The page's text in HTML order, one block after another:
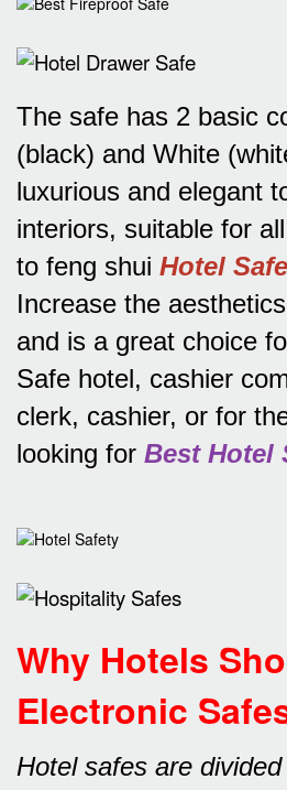
The safe has 2 basic
(black) and White
luxurious and elegant
interiors, suitable for
to feng shui Hotel
Increase the
and is a great choice
Safe hotel, cashier
clerk, cashier, or for
looking for Best Hotel
Why Hotels
Electronic
Hotel safes are